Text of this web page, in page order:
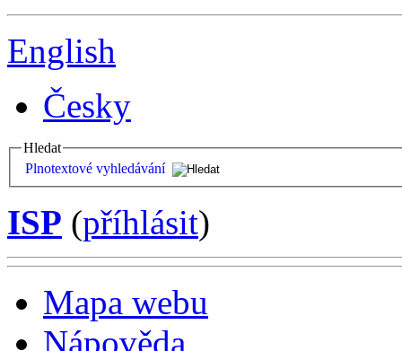
English
Česky
Hledat
Plnotextové vyhledávání
ISP (příhlásit)
Mapa webu
Nápověda